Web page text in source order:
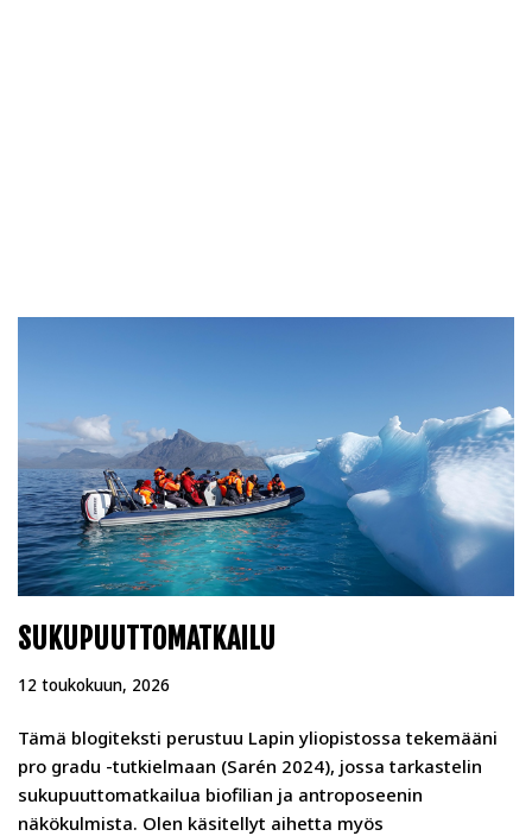
SUKUPUUTTOMATKAILU
12 toukokuun, 2026
Tämä blogiteksti perustuu Lapin yliopistossa tekemääni
pro gradu -tutkielmaan (Sarén 2024), jossa tarkastelin
sukupuuttomatkailua biofilian ja antroposeenin
näkökulmista. Olen käsitellyt aihetta myös